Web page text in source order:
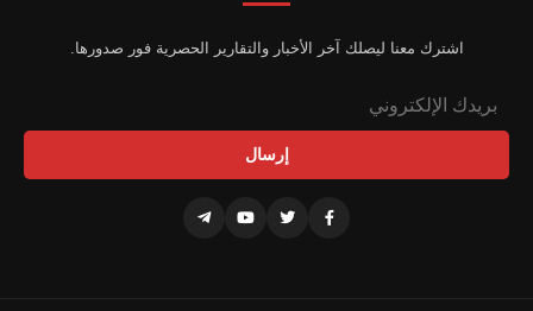
اشترك معنا ليصلك آخر الأخبار والتقارير الحصرية فور صدورها.
إرسال